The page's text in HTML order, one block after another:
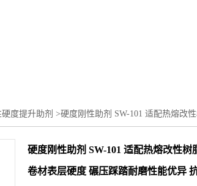
硬度提升助剂 >硬度刚性助剂 SW-101 适配热熔改
防水卷材
硬度刚性助剂 SW-101 适配热熔改性
卷材表层硬度 碾压踩踏耐磨性能优异